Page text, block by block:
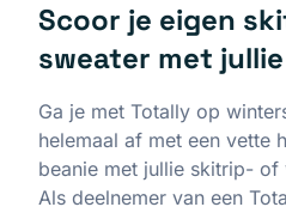
Scoor je eigen
sweater met
Ga je met Totally op
helemaal af met een vette
beanie met jullie skitrip-
Als deelnemer van een